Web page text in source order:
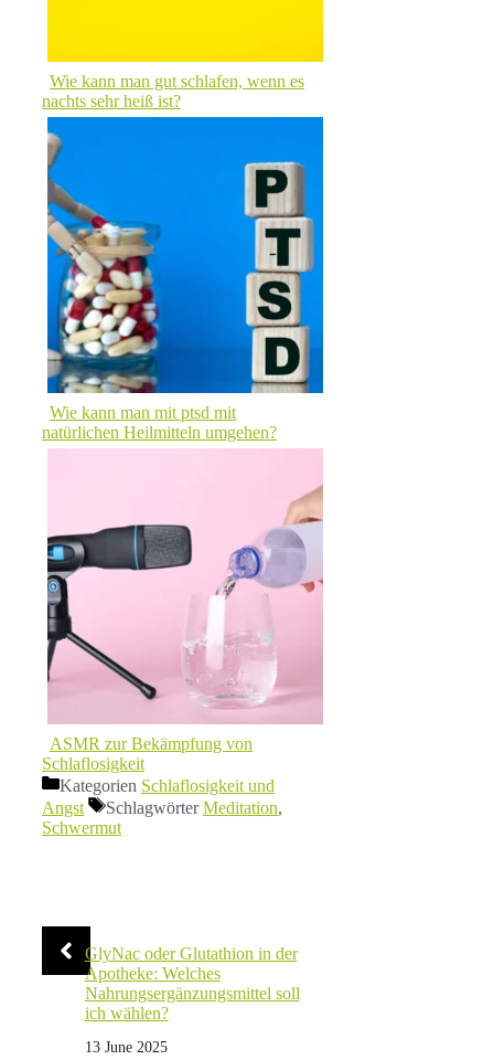
Wie kann man gut schlafen, wenn es
nachts sehr heiß ist?
Wie kann man mit ptsd mit
natürlichen Heilmitteln umgehen?
ASMR zur Bekämpfung von
Schlaflosigkeit
Kategorien Schlaflosigkeit und
Angst
SchlagwörterMeditation,
Schwermut
GlyNac oder Glutathion in der
Apotheke: Welches
Nahrungsergänzungsmittel soll
ich wählen?
13 June 2025